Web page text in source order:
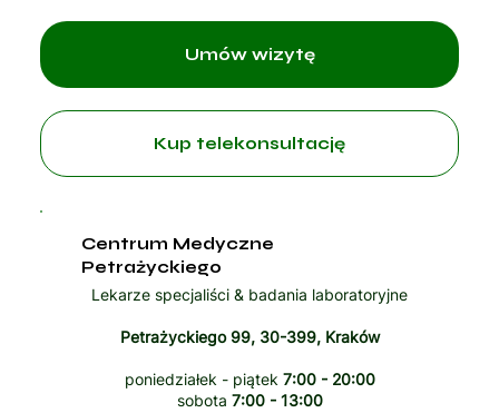
Kup telekonsultację
Centrum Medyczne
Petrażyckiego
Lekarze specjaliści & badania laboratoryjne
Petrażyckiego 99, 30-399, Kraków
poniedziałek - piątek 7:00 - 20:00
sobota 7:00 - 13:00
Umów wizytę